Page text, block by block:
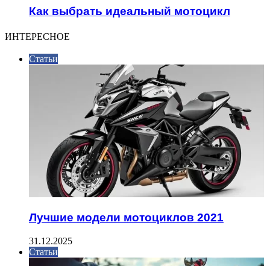
Как выбрать идеальный мотоцикл
ИНТЕРЕСНОЕ
Статьи
Лучшие модели мотоциклов 2021
31.12.2025
Статьи